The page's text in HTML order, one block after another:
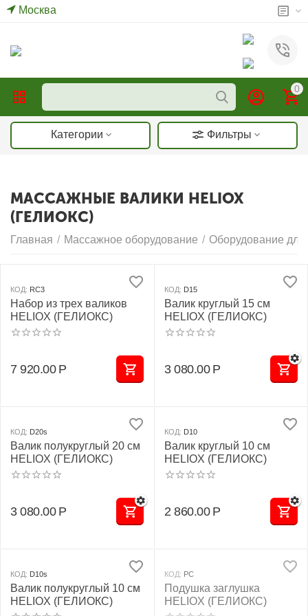
Москва
0
Категории Фильтры
МАССАЖНЫЕ ВАЛИКИ HELIOX
(ГЕЛИОКС)
Главная / Массажное оборудование / Оборудование для
КОД: RC3
Набор из трех валиков
HELIOX (ГЕЛИОКС)
7 920.00 Р
КОД: D15
Валик круглый 15 см
HELIOX (ГЕЛИОКС)
3 080.00 Р
КОД: D20s
Валик полукруглый 20 см
HELIOX (ГЕЛИОКС)
3 080.00 Р
КОД: D10
Валик круглый 10 см
HELIOX (ГЕЛИОКС)
2 860.00 Р
КОД: D10s
Валик полукруглый 10 см
HELIOX (ГЕЛИОКС)
КОД: PC
Подушка заглушка
HELIOX (ГЕЛИОКС)